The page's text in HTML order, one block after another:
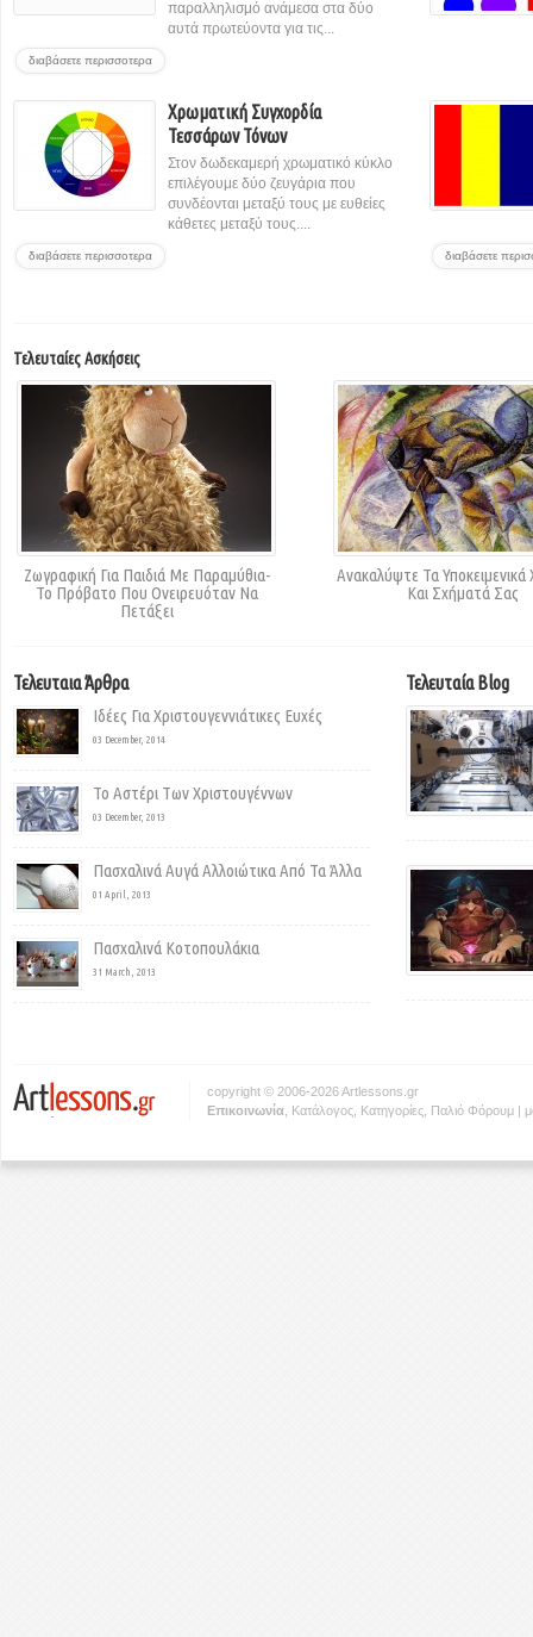
παραλληλισμό ανάμεσα στα δύο
αυτά πρωτεύοντα για τις...
διαβάσετε περισσοτερα
Χρωματική Συγχορδία
Τεσσάρων Τόνων
Στον δωδεκαμερή χρωματικό κύκλο
επιλέγουμε δύο ζευγάρια που
συνδέονται μεταξύ τους με ευθείες
κάθετες μεταξύ τους....
διαβάσετε περισσοτερα διαβάσετε
Τελευταίες Ασκήσεις
Ζωγραφική Για Παιδιά Με Παραμύθια-
Το Πρόβατο Που Ονειρευόταν Να
Πετάξει
Ανακαλύψτε Τα
Και Σχήματά Σας
Τελευταια Άρθρα
Ιδέες Για Χριστουγεννιάτικες Ευχές
03 December, 2014
Το Αστέρι Των Χριστουγέννων
03 December, 2013
Πασχαλινά Αυγά Αλλοιώτικα Από Τα Άλλα
01 April, 2013
Πασχαλινά Κοτοπουλάκια
31 March, 2013
Τελευταία Blog
copyright © 2006-2026 Artlessons.gr
Eπικοινωνία Κατάλογος Κατηγορίες Παλιό Φόρουμ |